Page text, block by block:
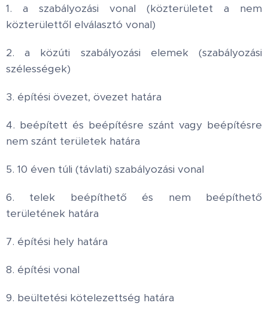
1. a szabályozási vonal (közterületet a nem
közterülettől elválasztó vonal)
2. a közúti szabályozási elemek (szabályozási
szélességek)
3. építési övezet, övezet határa
4. beépített és beépítésre szánt vagy beépítésre
nem szánt területek határa
5. 10 éven túli (távlati) szabályozási vonal
6. telek beépíthető és nem beépíthető
területének határa
7. építési hely határa
8. építési vonal
9. beültetési kötelezettség határa